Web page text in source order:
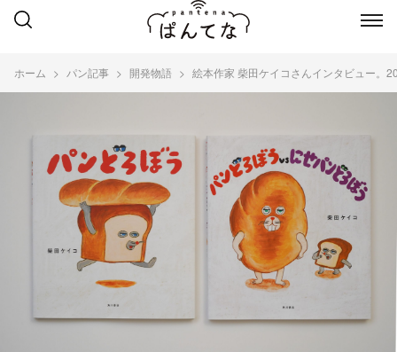
ホーム パン記事 開発物語 絵本作家 柴田ケイコさんインタビュー。